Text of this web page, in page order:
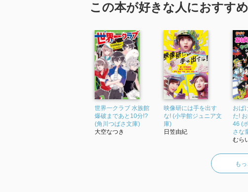
この本が好きな人におすす
世界一クラブ 水族館
爆破まであと10分!?
(角川つばさ文庫)
大空なつき
映像研には手を出す
な! (小学館ジュニア文
庫)
日笠由紀
おば
た!
46 (
さな
むら
も